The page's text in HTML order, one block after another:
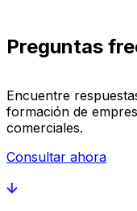
Preguntas
Encuentre
formación de
comerciales.
Consultar ahora